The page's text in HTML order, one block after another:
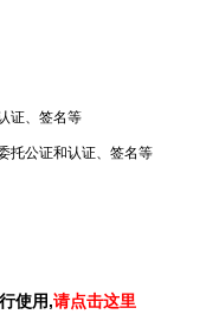
证、签名等
托公证和认证、签名等
使用,请点击这里